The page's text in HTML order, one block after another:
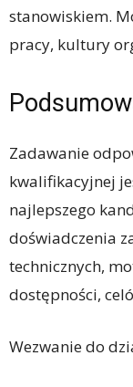
stanowiskiem.
pracy, kultury
Zadawanie
kwalifikacyjnej
najlepszego
doświadczenia
technicznych,
dostępności,
Wezwanie do